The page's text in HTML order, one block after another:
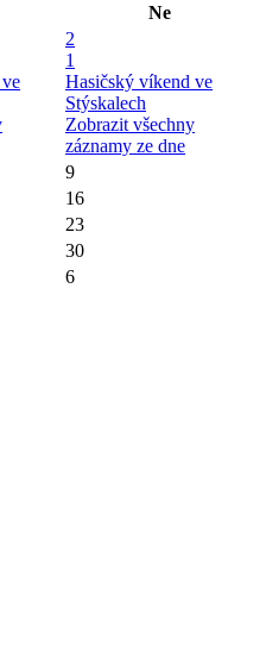
Ne
2
1
Hasičský víkend ve
Stýskalech
Zobrazit všechny
záznamy ze dne
9
16
23
30
6